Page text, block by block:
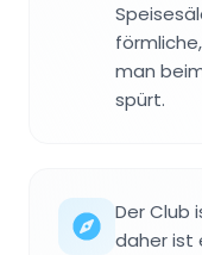
man
spürt.
Der Club
daher ist